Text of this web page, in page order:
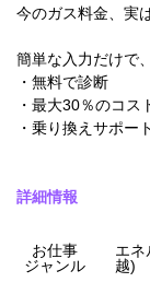
今のガス料金、実
簡単な入力だけで
・無料で診断
・最大30％のコス
・乗り換えサポー
詳細情報
お仕事
ジャンル
エネ
越)